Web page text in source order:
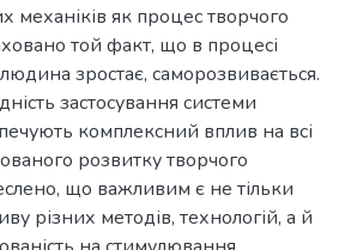
механіків як процес творчого
той факт, що в процесі
людина зростає, саморозвивається.
застосування системи
комплексний вплив на всі
розвитку творчого
що важливим є не тільки
різних методів, технологій, а й